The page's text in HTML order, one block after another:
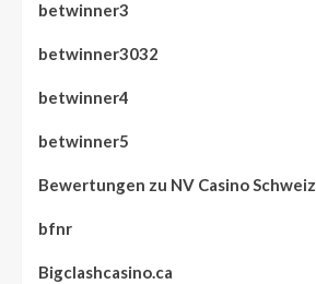
betwinner3
betwinner3032
betwinner4
betwinner5
Bewertungen zu NV Casino Schweiz
bfnr
Bigclashcasino.ca